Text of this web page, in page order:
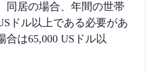
同居の場合、年間の世帯
ドル以上である必要があ
合は65,000 USドル以